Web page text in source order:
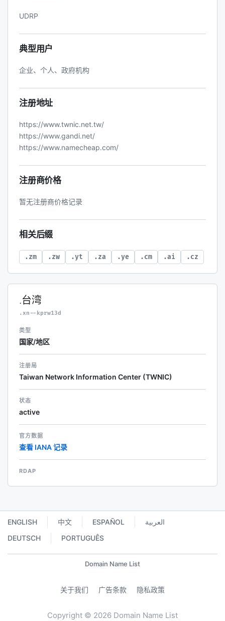
UDRP
典型用户
企业、个人、政府机构
注册地址
https://www.twnic.net.tw/
https://www.gandi.net/
https://www.namecheap.com/
注册商价格
暂无注册商价格记录
相关后缀
.zm .zw .yt .za .ye .cm .ai .cz
.台湾
.xn--kprw13d
类型
国家/地区
注册局
Taiwan Network Information Center (TWNIC)
状态
active
官方数据
查看 IANA 记录
RDAP
ENGLISH 中文 ESPAÑOL
العربية
DEUTSCH
PORTUGUÊS
Domain Name List
关于我们 广告条款 隐私政策
Copyright © 2026 Domain Name List